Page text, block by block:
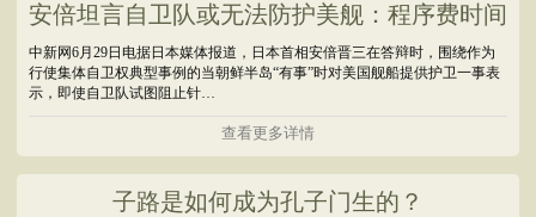
安倍坦言自卫队或无法防护美舰：程序费时间
中新网6月29日电据日本媒体报道，日本首相安倍晋三在答辩时，围绕作为
行使集体自卫权典型事例的当朝鲜半岛“有事”时对美国舰船提供护卫一事表
示，即使自卫队试图阻止针…
查看更多详情
子路是如何成为孔子门生的？